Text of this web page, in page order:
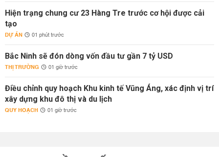
Hiện trạng chung cư 23 Hàng Tre trước cơ hội được cải
tạo
DỰ ÁN 01 phút trước
Bắc Ninh sẽ đón dòng vốn đầu tư gần 7 tỷ USD
THỊ TRƯỜNG 01 giờ trước
Điều chỉnh quy hoạch Khu kinh tế Vũng Áng, xác định vị trí
xây dựng khu đô thị và du lịch
QUY HOẠCH 01 giờ trước